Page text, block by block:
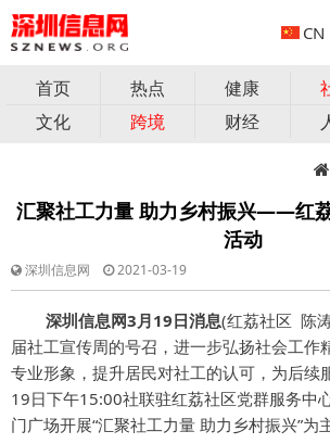
CN
首页 热点 健康
文化
跨境 财经
汇聚社工力量 助力乡村振兴——红
活动
深圳信息网 2021-03-19
深圳信息网3月19日消息(红荔社区 陈
届社工宣传周的号召，进一步弘扬社会工作
专业形象，提升居民对社工的认可，为后续
19日下午15:00社联驻红荔社区党群服务中
门广场开展“汇聚社工力量 助力乡村振兴”为